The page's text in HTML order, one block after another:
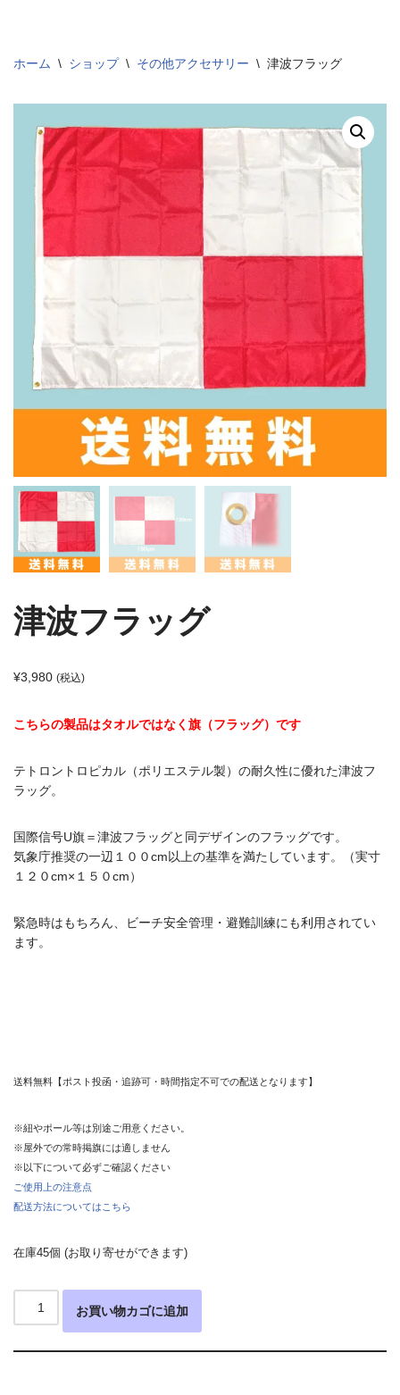
ン
ン
ホーム \ ショップ \ その他アクセサリー \ 津波フラッグ
津波フラッグ
¥3,980 (税込)
こちらの製品はタオルではなく旗（フラッグ）です
テトロントロピカル（ポリエステル製）の耐久性に優れた津波フ
ラッグ。
国際信号U旗＝津波フラッグと同デザインのフラッグです。
気象庁推奨の一辺１００cm以上の基準を満たしています。（実寸
１２０cm×１５０cm）
緊急時はもちろん、ビーチ安全管理・避難訓練にも利用されてい
ます。
送料無料【ポスト投函・追跡可・時間指定不可での配送となります】
※紐やポール等は別途ご用意ください。
※屋外での常時掲旗には適しません
※以下について必ずご確認ください
ご使用上の注意点
配送方法についてはこちら
在庫45個 (お取り寄せができます)
お買い物カゴに追加
なぜいま必要なのか
Triviallについて
配送方法・送料について
利用規約
特定商取引法に基づく表記